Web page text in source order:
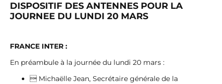
DISPOSITIF DES ANTENNES POUR LA
JOURNEE DU LUNDI 20 MARS
FRANCE INTER :
En préambule à la journée du lundi 20 mars :
 Michaëlle Jean, Secrétaire générale de la